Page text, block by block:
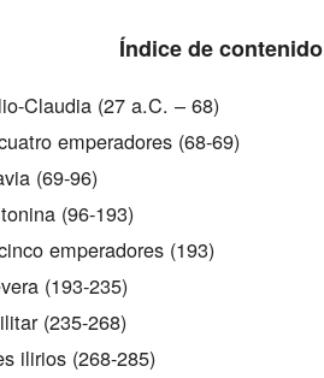
Índice de contenido
Claudia (27 a.C. – 68)
emperadores (68-69)
(69-96)
(96-193)
emperadores (193)
(193-235)
(235-268)
ilirios (268-285)